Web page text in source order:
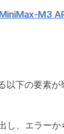
MiniMax-M3
以下の要素が
し、エラーか